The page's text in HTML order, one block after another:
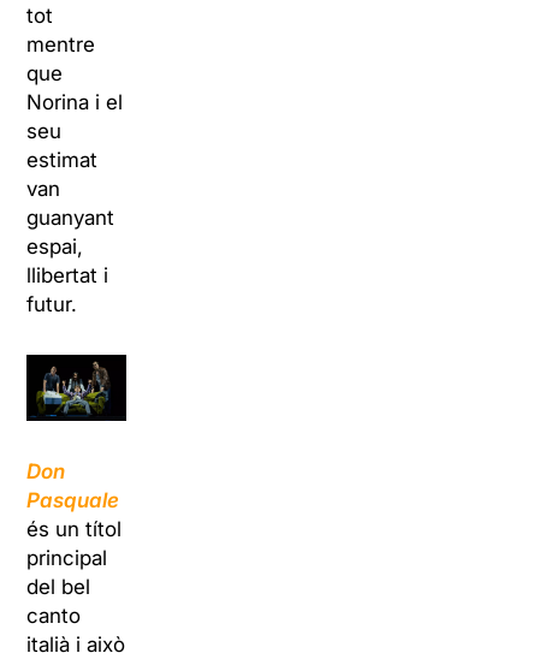
tot
mentre
que
Norina i el
seu
estimat
van
guanyant
espai,
llibertat i
futur.
Don
Pasquale
és un títol
principal
del bel
canto
italià i això